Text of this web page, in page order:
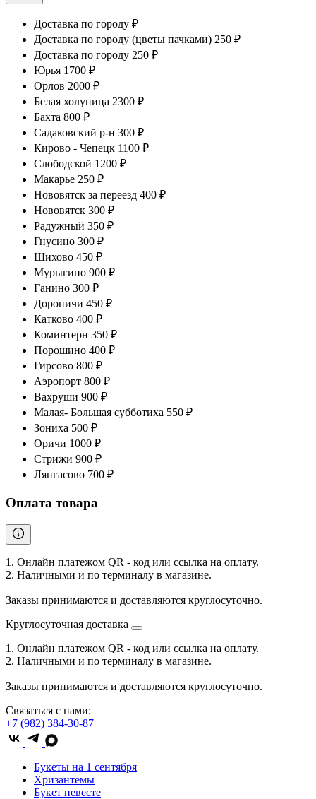
Доставка по городу ₽
Доставка по городу (цветы пачками) 250 ₽
Доставка по городу 250 ₽
Юрья 1700 ₽
Орлов 2000 ₽
Белая холуница 2300 ₽
Бахта 800 ₽
Садаковский р-н 300 ₽
Кирово - Чепецк 1100 ₽
Слободской 1200 ₽
Макарье 250 ₽
Нововятск за переезд 400 ₽
Нововятск 300 ₽
Радужный 350 ₽
Гнусино 300 ₽
Шихово 450 ₽
Мурыгино 900 ₽
Ганино 300 ₽
Дороничи 450 ₽
Катково 400 ₽
Коминтерн 350 ₽
Порошино 400 ₽
Гирсово 800 ₽
Аэропорт 800 ₽
Вахруши 900 ₽
Малая- Большая субботиха 550 ₽
Зониха 500 ₽
Оричи 1000 ₽
Стрижи 900 ₽
Лянгасово 700 ₽
Оплата товара
1. Онлайн платежом QR - код или ссылка на оплату.
2. Наличными и по терминалу в магазине.
Заказы принимаются и доставляются круглосуточно.
Круглосуточная доставка
1. Онлайн платежом QR - код или ссылка на оплату.
2. Наличными и по терминалу в магазине.
Заказы принимаются и доставляются круглосуточно.
Связаться с нами:
+7 (982) 384-30-87
Букеты на 1 сентября
Хризантемы
Букет невесте